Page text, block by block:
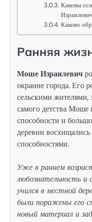
Каковы
Каково
Ранняя
Моше Израилевич
окраине города. Его
сельскими
самого детства Моше
способности и
деревни
способностями.
Уже в раннем
любознательность и
учился в местной
были поражены его
новый материал и